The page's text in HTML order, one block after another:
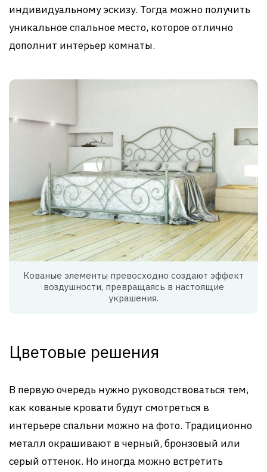
индивидуальному эскизу. Тогда можно получить
уникальное спальное место, которое отлично
дополнит интерьер комнаты.
Кованые элементы превосходно создают эффект
воздушности, превращаясь в настоящие
украшения.
Цветовые решения
В первую очередь нужно руководствоваться тем,
как кованые кровати будут смотреться в
интерьере спальни можно на фото. Традиционно
металл окрашивают в черный, бронзовый или
серый оттенок. Но иногда можно встретить